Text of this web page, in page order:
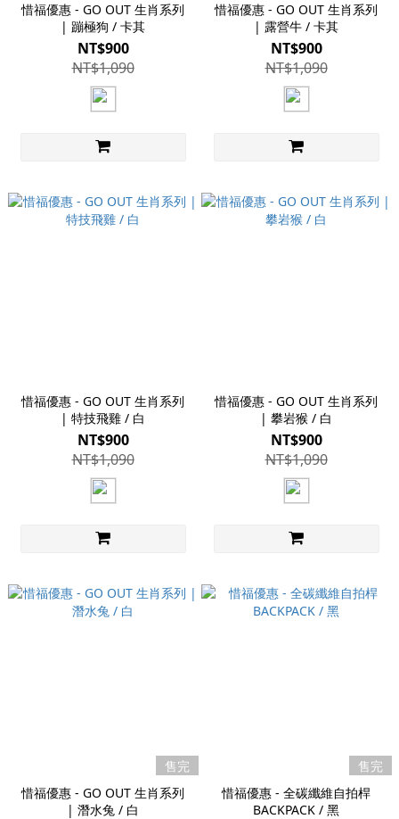
惜福優惠 - GO OUT 生肖系列
| 蹦極狗 / 卡其
NT$900
NT$1,090
惜福優惠 - GO OUT 生肖系列
| 露營牛 / 卡其
NT$900
NT$1,090
惜福優惠 - GO OUT 生肖系列
| 特技飛雞 / 白
NT$900
NT$1,090
惜福優惠 - GO OUT 生肖系列
| 攀岩猴 / 白
NT$900
NT$1,090
售完
惜福優惠 - GO OUT 生肖系列
| 潛水兔 / 白
售完
惜福優惠 - 全碳纖維自拍桿
BACKPACK / 黑